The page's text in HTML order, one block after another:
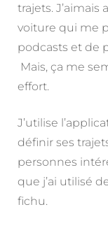
trajets.
voiture qui me
podcasts et de
Mais, ça me
effort.
J’utilise
définir ses
personnes
que j’ai utilisé
fichu.